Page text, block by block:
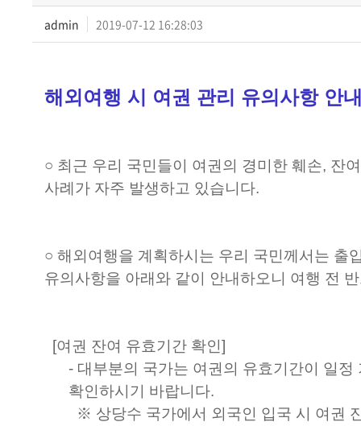
admin 2019-07-12 16:28:03
해외여행 시 여권 관리 유의사항 안
○ 최근 우리 국민들이 여권의 경미한 훼손, 잔
사례가 자주 발생하고 있습니다.
○ 해외여행을 계획하시는 우리 국민께서는 출
유의사항을 아래와 같이 안내하오니 여행 전
[여권 잔여 유효기간 확인]
- 대부분의 국가는 여권의 유효기간이 일
확인하시기 바랍니다.
※ 상당수 국가에서 외국인 입국 시 여권